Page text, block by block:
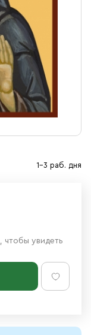
1-3 раб. дня
, чтобы увидеть